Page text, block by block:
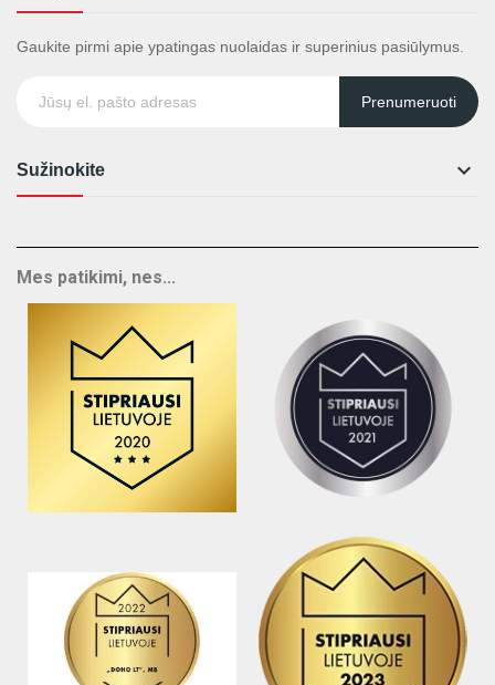
Gaukite pirmi apie ypatingas nuolaidas ir superinius pasiūlymus.
Prenumeruoti
Sužinokite 
Mes patikimi, nes...